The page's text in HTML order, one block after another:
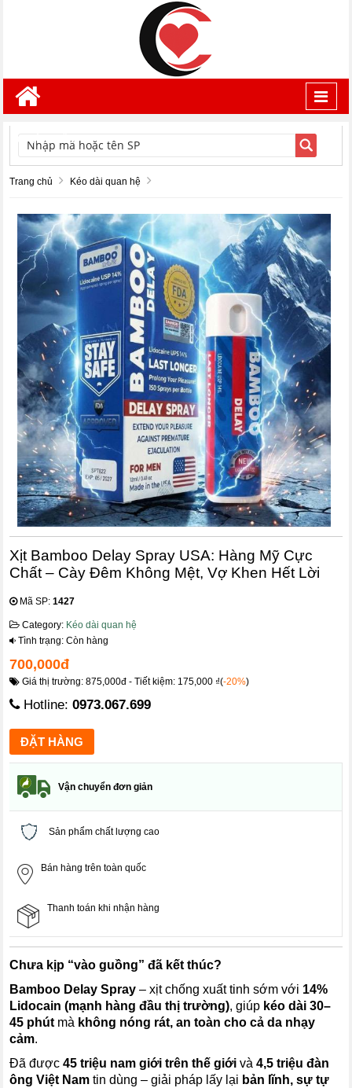
TÌM KIẾM
Trang chủ Kéo dài quan hệ
Xịt Bamboo Delay Spray USA: Hàng Mỹ Cực
Chất – Cày Đêm Không Mệt, Vợ Khen Hết Lời
Mã SP:1427
Category: Kéo dài quan hệ
Tình trạng: Còn hàng
700,000đ
Giá thị trường: 875,000đ - Tiết kiệm: 175,000 ₫(-20%)
Hotline:0973.067.699
Vận chuyển đơn giản
Sản phẩm chất lượng cao
Bán hàng trên toàn quốc
Thanh toán khi nhận hàng
Chưa kịp “vào guồng” đã kết thúc?
Bamboo Delay Spray – xịt chống xuất tinh sớm với 14%
Lidocain (mạnh hàng đầu thị trường), giúp kéo dài 30–
45 phút mà không nóng rát, an toàn cho cả da nhạy
cảm.
Đã được45 triệu nam giới trên thế giới và4,5 triệu đàn
ông Việt Nam tin dùng – giải pháp lấy lại bản lĩnh, sự tự